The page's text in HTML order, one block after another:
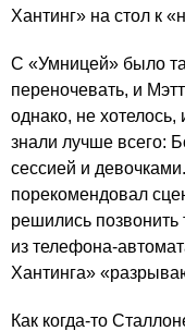
Хантинг» на стол к
С «Умницей» было
переночевать, и
однако, не хотелось,
знали лучше всего:
сессией и
порекомендовал
решились позвонить
из телефона-
Хантинга»
Как когда-то